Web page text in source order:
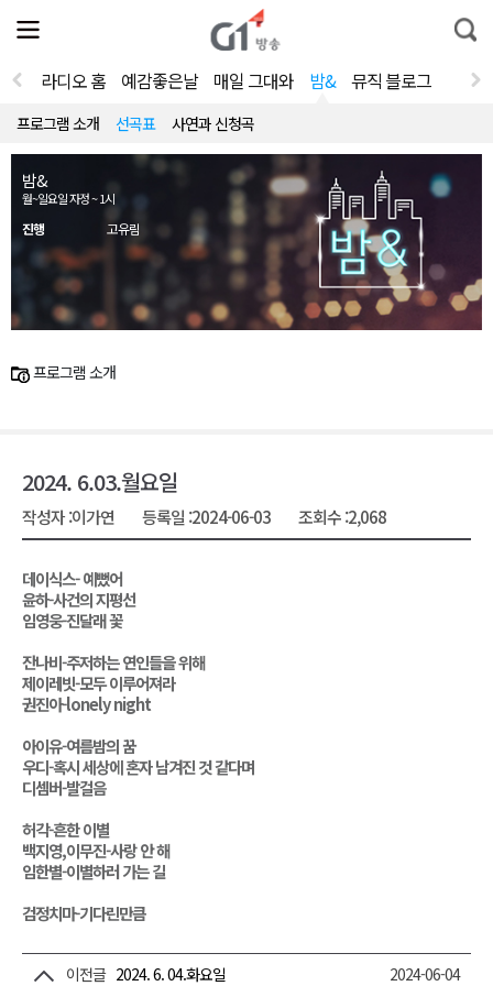
전
체
뉴
열
통
합
라디오 홈 예감좋은날 매일 그대와 밤& 뮤직 블로그
프로그램 소개 선곡표 사연과 신청곡
밤&
월~일요일 자정 ~ 1시
진행 고유림
프로그램 소개
2024. 6.03.월요일
작성자 :이가연 등록일 :2024-06-03 조회수 :2,068
데이식스- 예뻤어
윤하-사건의 지평선
임영웅-진달래 꽃
잔나비-주저하는 연인들을 위해
제이레빗-모두 이루어져라
권진아-lonely night
아이유-여름밤의 꿈
우디-혹시 세상에 혼자 남겨진 것 같다며
디셈버-발걸음
허각-흔한 이별
백지영,이무진-사랑 안 해
임한별-이별하러 가는 길
검정치마-기다린만큼
이전글 2024. 6. 04.화요일 2024-06-04